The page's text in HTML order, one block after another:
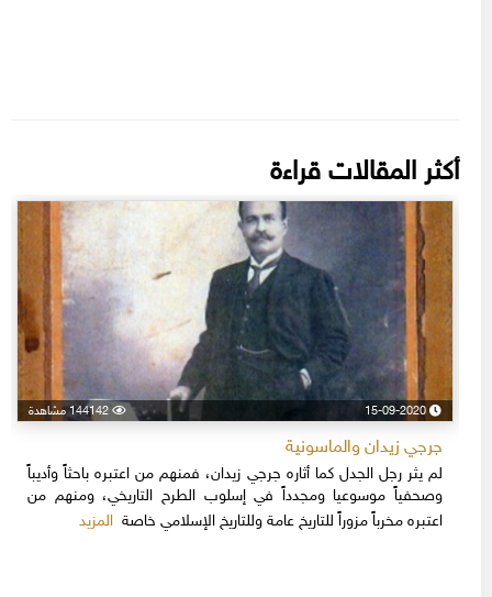
أكثر المقالات قراءة
15-09-2020 144142 مشاهدة
جرجي زيدان والماسونية
لم يثر رجل الجدل كما أثاره جرجي زيدان، فمنهم من اعتبره باحثاً وأديباً
وصحفياً موسوعيا ومجدداً في إسلوب الطرح التاريخي، ومنهم من
اعتبره مخرباً مزوراً للتاريخ عامة وللتاريخ الإسلامي خاصةالمزيد